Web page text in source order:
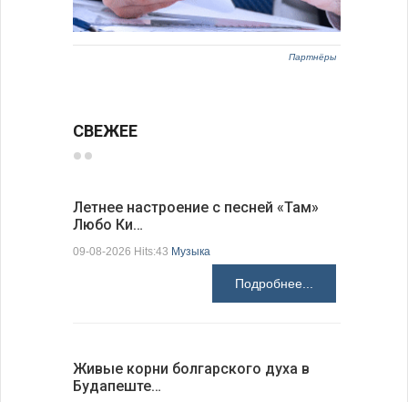
Партнёры
СВЕЖЕЕ
Летнее настроение с песней «Там»
Любо Ки…
09-08-2026 Hits:43 Музыка
Подробнее...
Живые корни болгарского духа в
Будапеште…